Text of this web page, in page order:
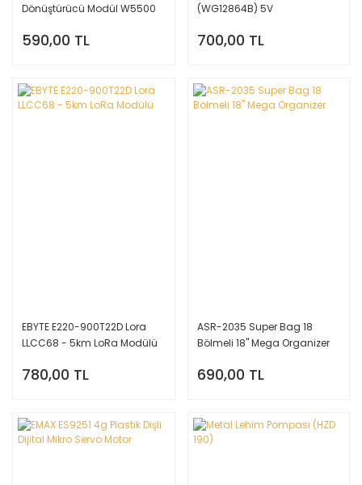
Dönüştürücü Modül W5500
590,00 TL
(WG12864B) 5V
700,00 TL
EBYTE E220-900T22D Lora
LLCC68 - 5km LoRa Modülü
780,00 TL
ASR-2035 Super Bag 18
Bölmeli 18'' Mega Organizer
690,00 TL